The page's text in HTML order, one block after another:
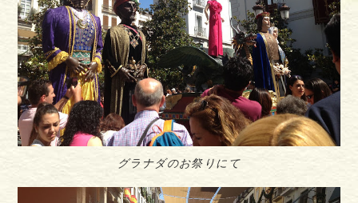
グラナダのお祭りにて